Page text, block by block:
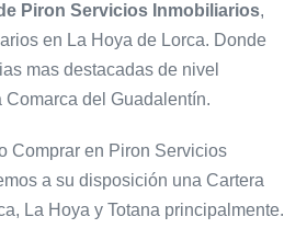
Piron Servicios Inmobiliarios,
en La Hoya de Lorca. Donde
mas destacadas de nivel
del Guadalentín.
Comprar en Piron Servicios
a su disposición una Cartera
La Hoya y Totana principalmente.